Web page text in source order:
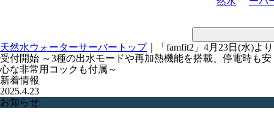
天然水ウォーターサーバートップ｜
「famfit2」4月23日(水)より
受付開始 ～3種の出水モードや再加熱機能を搭載、停電時も安
心な非常用コックも付属～
新着情報
2025.4.23
お知らせ